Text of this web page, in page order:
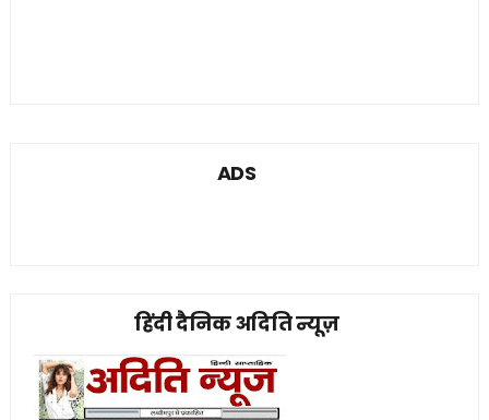
ADS
हिंदी दैनिक अदिति न्यूज़